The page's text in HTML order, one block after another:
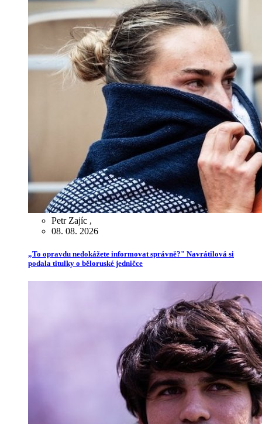
Petr Zajíc ,
08. 08. 2026
„To opravdu nedokážete informovat správně?" Navrátilová si
podala titulky o běloruské jedničce